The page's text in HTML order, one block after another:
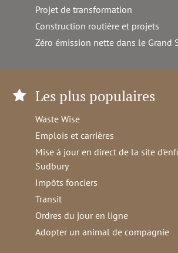
Projet de transformation
Construction routière et projets
Zéro émission nette dans le Grand
Les plus populaires
Waste Wise
Emplois et carrières
Mise à jour en direct de la site
Sudbury
Impôts fonciers
Transit
Ordres du jour en ligne
Adopter un animal de compagnie